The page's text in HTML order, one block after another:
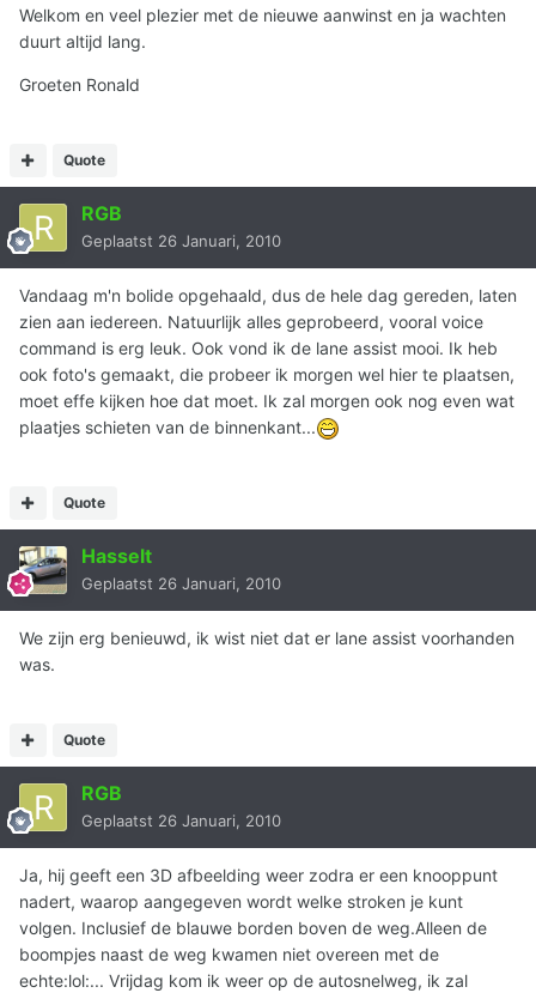
Welkom en veel plezier met de nieuwe aanwinst en ja wachten
duurt altijd lang.
Groeten Ronald
Quote
RGB
Geplaatst 26 Januari, 2010
Vandaag m'n bolide opgehaald, dus de hele dag gereden, laten
zien aan iedereen. Natuurlijk alles geprobeerd, vooral voice
command is erg leuk. Ook vond ik de lane assist mooi. Ik heb
ook foto's gemaakt, die probeer ik morgen wel hier te plaatsen,
moet effe kijken hoe dat moet. Ik zal morgen ook nog even wat
plaatjes schieten van de binnenkant...
Quote
Hasselt
Geplaatst 26 Januari, 2010
We zijn erg benieuwd, ik wist niet dat er lane assist voorhanden
was.
Quote
RGB
Geplaatst 26 Januari, 2010
Ja, hij geeft een 3D afbeelding weer zodra er een knooppunt
nadert, waarop aangegeven wordt welke stroken je kunt
volgen. Inclusief de blauwe borden boven de weg.Alleen de
boompjes naast de weg kwamen niet overeen met de
echte:lol:... Vrijdag kom ik weer op de autosnelweg, ik zal